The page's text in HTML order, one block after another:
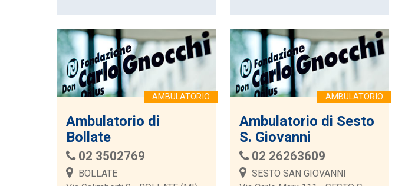
Ambulatorio di
Bollate
02 3502769
BOLLATE
Ambulatorio di Sesto
S. Giovanni
02 26263609
SESTO SAN GIOVANNI